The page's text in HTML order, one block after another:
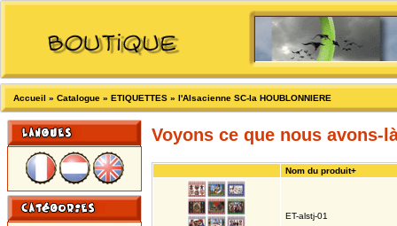
Accueil » Catalogue » ETIQUETTES » l'Alsacienne SC-la HOUBLONNIERE
Voyons ce que nous avons-
Nom du produit+
ET-alstj-01